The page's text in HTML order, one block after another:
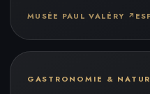
MUSÉE PAUL VALÉRY ↗
GASTRONOMIE &